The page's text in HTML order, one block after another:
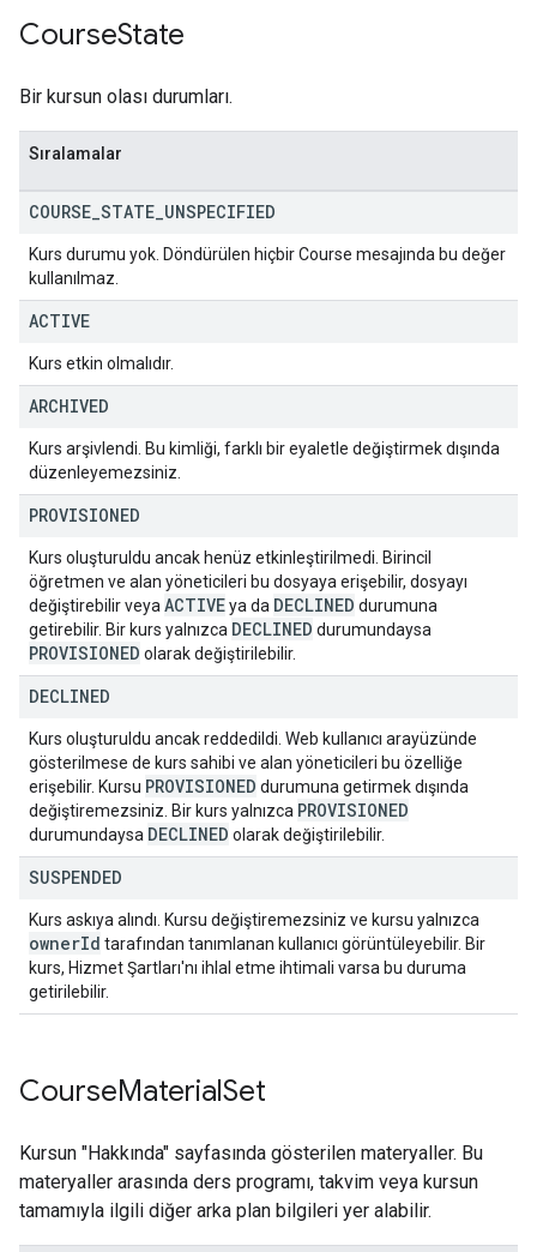
CourseState
Bir kursun olası durumları.
Sıralamalar
COURSE STATE UNSPECIFIED
Kurs durumu yok. Döndürülen hiçbir Course mesajında bu değer
kullanılmaz.
ACTIVE
Kurs etkin olmalıdır.
ARCHIVED
Kurs arşivlendi. Bu kimliği, farklı bir eyaletle değiştirmek dışında
düzenleyemezsiniz.
PROVISIONED
Kurs oluşturuldu ancak henüz etkinleştirilmedi. Birincil
öğretmen ve alan yöneticileri bu dosyaya erişebilir, dosyayı
değiştirebilir veya ACTIVEya da DECLINED durumuna
getirebilir. Bir kurs yalnızca DECLINED durumundaysa
PROVISIONED olarak değiştirilebilir.
DECLINED
Kurs oluşturuldu ancak reddedildi. Web kullanıcı arayüzünde
gösterilmese de kurs sahibi ve alan yöneticileri bu özelliğe
erişebilir. Kursu PROVISIONED durumuna getirmek dışında
değiştiremezsiniz. Bir kurs yalnızca PROVISIONED
durumundaysa DECLINED olarak değiştirilebilir.
SUSPENDED
Kurs askıya alındı. Kursu değiştiremezsiniz ve kursu yalnızca
ownerId tarafından tanımlanan kullanıcı görüntüleyebilir. Bir
kurs, Hizmet Şartları'nı ihlal etme ihtimali varsa bu duruma
getirilebilir.
CourseMaterialSet
Kursun "Hakkında" sayfasında gösterilen materyaller. Bu
materyaller arasında ders programı, takvim veya kursun
tamamıyla ilgili diğer arka plan bilgileri yer alabilir.